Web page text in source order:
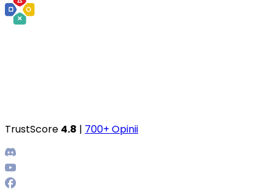
TrustScore 4.8 | 700+ Opinii